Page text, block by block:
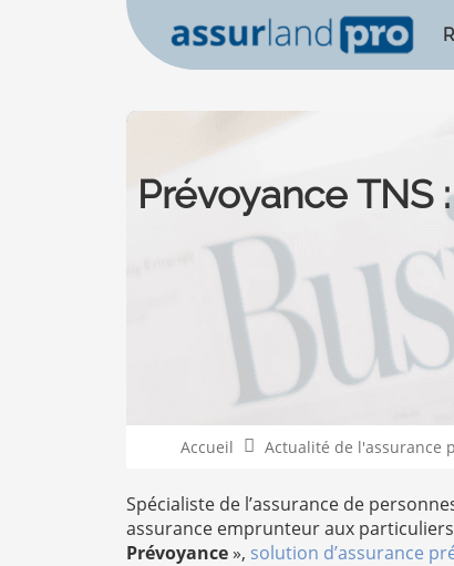
Prévoyance TNS
Accueil Actualité de l'assurance
Spécialiste de l’assurance de
assurance emprunteur aux
Prévoyance », solution d’assurance